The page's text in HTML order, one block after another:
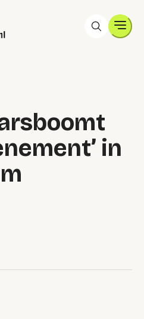
in